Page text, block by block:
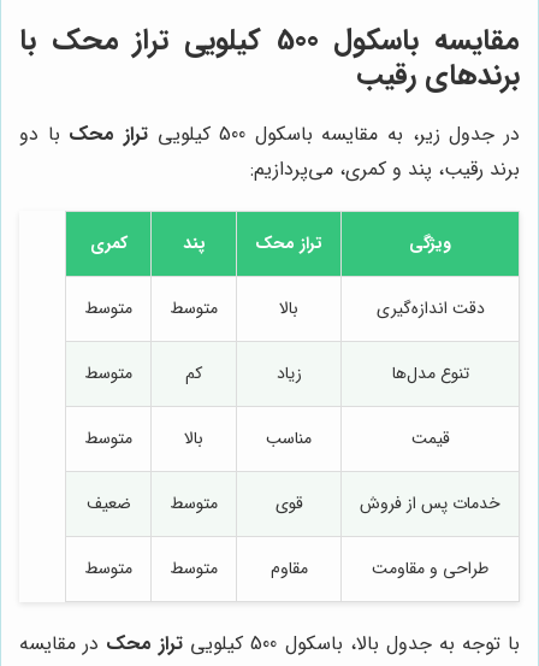
مقایسه باسکول 500 کیلویی تراز محک با
برندهای رقیب
در جدول زیر، به مقایسه باسکول 500 کیلویی تراز محک با دو
برند رقیب، پند و کمری، می‌پردازیم:
ویژگی تراز محک پند کمری
دقت اندازه‌گیری بالا متوسط متوسط
تنوع مدل‌ها زیاد کم متوسط
قیمت مناسب بالا متوسط
خدمات پس از فروش قوی متوسط ضعیف
طراحی و مقاومت مقاوم متوسط متوسط
با توجه به جدول بالا، باسکول 500 کیلویی تراز محک در مقایسه